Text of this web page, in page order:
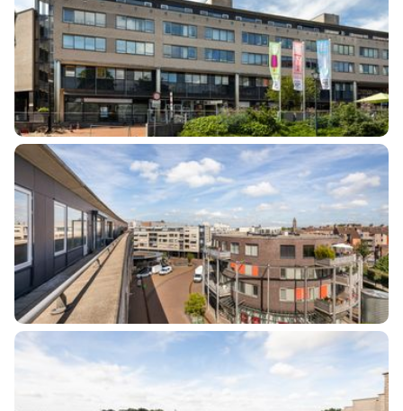
Badkamervoorzieningen Douche, toilet
Aantal woonlagen 1
Energie
Verwarming Cv ketel
Warm water Cv ketel